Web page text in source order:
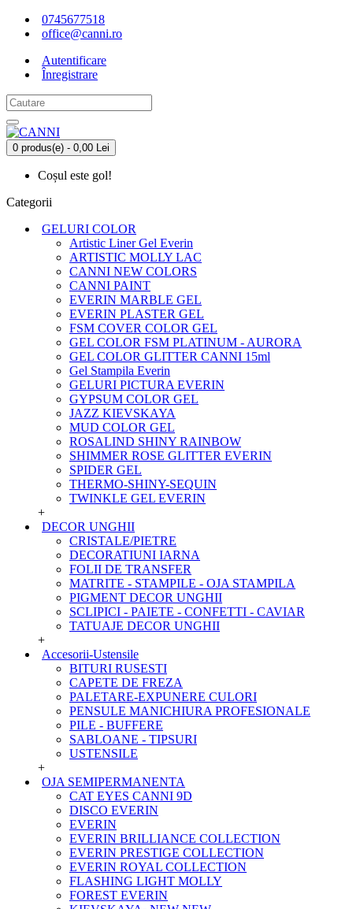
0745677518
office@canni.ro
Autentificare
Înregistrare
0 produs(e) - 0,00 Lei
Coșul este gol!
Categorii
GELURI COLOR
Artistic Liner Gel Everin
ARTISTIC MOLLY LAC
CANNI NEW COLORS
CANNI PAINT
EVERIN MARBLE GEL
EVERIN PLASTER GEL
FSM COVER COLOR GEL
GEL COLOR FSM PLATINUM - AURORA
GEL COLOR GLITTER CANNI 15ml
Gel Stampila Everin
GELURI PICTURA EVERIN
GYPSUM COLOR GEL
JAZZ KIEVSKAYA
MUD COLOR GEL
ROSALIND SHINY RAINBOW
SHIMMER ROSE GLITTER EVERIN
SPIDER GEL
THERMO-SHINY-SEQUIN
TWINKLE GEL EVERIN
+
DECOR UNGHII
CRISTALE/PIETRE
DECORATIUNI IARNA
FOLII DE TRANSFER
MATRITE - STAMPILE - OJA STAMPILA
PIGMENT DECOR UNGHII
SCLIPICI - PAIETE - CONFETTI - CAVIAR
TATUAJE DECOR UNGHII
+
Accesorii-Ustensile
BITURI RUSESTI
CAPETE DE FREZA
PALETARE-EXPUNERE CULORI
PENSULE MANICHIURA PROFESIONALE
PILE - BUFFERE
SABLOANE - TIPSURI
USTENSILE
+
OJA SEMIPERMANENTA
CAT EYES CANNI 9D
DISCO EVERIN
EVERIN
EVERIN BRILLIANCE COLLECTION
EVERIN PRESTIGE COLLECTION
EVERIN ROYAL COLLECTION
FLASHING LIGHT MOLLY
FOREST EVERIN